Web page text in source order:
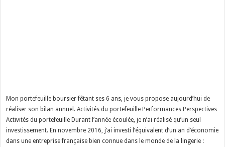
Mon portefeuille boursier fêtant ses 6 ans, je vous propose aujourd’hui de
réaliser son bilan annuel. Activités du portefeuille Performances Perspectives
Activités du portefeuille Durant l’année écoulée, je n’ai réalisé qu’un seul
investissement. En novembre 2016, j’ai investi l’équivalent d’un an d’économie
dans une entreprise française bien connue dans le monde de la lingerie :